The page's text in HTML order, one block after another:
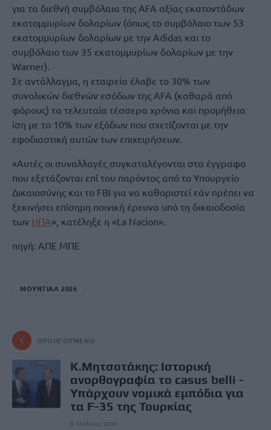
για τα διεθνή συμβόλαια της AFA αξίας εκατοντάδων
εκατομμυρίων δολαρίων (όπως το συμβόλαιο των 53
εκατομμυρίων δολαρίων με την Adidas και το
συμβόλαιο των 35 εκατομμυρίων δολαρίων με την
Warner).
Σε αντάλλαγμα, η εταιρεία έλαβε το 30% των
συνολικών διεθνών εσόδων της AFA (καθαρά από
φόρους) τα τελευταία τέσσερα χρόνια και προμήθεια
ίση με το 10% των εξόδων που σχετίζονται με την
εφοδιαστική αυτών των επιχειρήσεων.
«Αυτές οι συναλλαγές συγκαταλέγονται στα έγγραφα
που εξετάζονται επί του παρόντος από το Υπουργείο
Δικαιοσύνης και το FBI για να καθοριστεί εάν πρέπει να
ξεκινήσει επίσημη ποινική έρευνα υπό τη δικαιοδοσία
των ΗΠΑ», κατέληξε η «La Nacion».
πηγή: ΑΠΕ ΜΠΕ
ΜΟΥΝΤΙΑΛ 2026
ΠΡΟΗΓΟΎΜΕΝΟ
K.Μητσοτάκης: Ιστορική
ανορθογραφία το casus belli -
Υπάρχουν νομικά εμπόδια για
τα F-35 της Τουρκίας
8 Ιουλίου, 2026